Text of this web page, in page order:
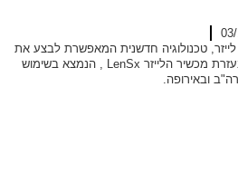
טכנולוגיה חדשנית המאפשרת לבצע את
ניתוח הקטרקט באמצעות לייזר בעזרת מכשיר הלייזר LenSx , הנמצא בשימוש
ובאירופה.